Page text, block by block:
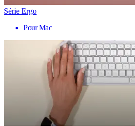
Série Ergo
Pour Mac